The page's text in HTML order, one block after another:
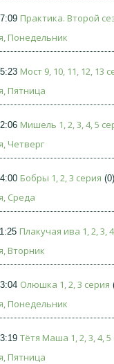
Практика. Второй
Понедельник
Мост 9, 10, 11, 12, 13
Пятница
Мишель 1, 2, 3, 4, 5
Четверг
Бобры 1, 2, 3 серия (0)
Среда
Плакучая ива 1, 2, 3,
Вторник
Олюшка 1, 2, 3 серия
Понедельник
Тётя Маша 1, 2, 3, 4, 5
Пятница